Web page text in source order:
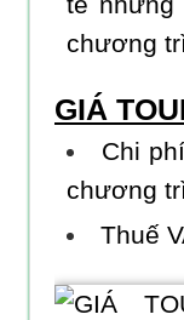
chương
GIÁ
Chi
chương
Thuế